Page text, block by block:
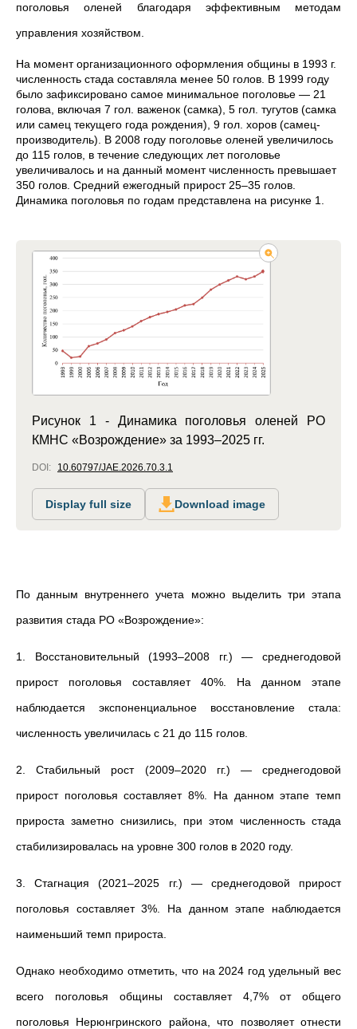
поголовья оленей благодаря эффективным методам
управления хозяйством.
На момент организационного оформления общины в 1993 г.
численность стада составляла менее 50 голов. В 1999 году
было зафиксировано самое минимальное поголовье — 21
голова, включая 7 гол. важенок (самка), 5 гол. тугутов (самка
или самец текущего года рождения), 9 гол. хоров (самец-
производитель). В 2008 году поголовье оленей увеличилось
до 115 голов, в течение следующих лет поголовье
увеличивалось и на данный момент численность превышает
350 голов. Средний ежегодный прирост 25–35 голов.
Динамика поголовья по годам представлена на рисунке 1.
Рисунок 1 - Динамика поголовья оленей РО
КМНС «Возрождение» за 1993–2025 гг.
DOI: 10.60797/JAE.2026.70.3.1
Display full size Download image
По данным внутреннего учета можно выделить три этапа
развития стада РО «Возрождение»:
1. Восстановительный (1993–2008 гг.) — среднегодовой
прирост поголовья составляет 40%. На данном этапе
наблюдается экспоненциальное восстановление стала:
численность увеличилась с 21 до 115 голов.
2. Стабильный рост (2009–2020 гг.) — среднегодовой
прирост поголовья составляет 8%. На данном этапе темп
прироста заметно снизились, при этом численность стада
стабилизировалась на уровне 300 голов в 2020 году.
3. Стагнация (2021–2025 гг.) — среднегодовой прирост
поголовья составляет 3%. На данном этапе наблюдается
наименьший темп прироста.
Однако необходимо отметить, что на 2024 год удельный вес
всего поголовья общины составляет 4,7% от общего
поголовья Нерюнгринского района, что позволяет отнести